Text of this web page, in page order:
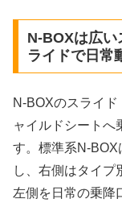
N-BOXは広
ライドで日常
N-BOXのスライ
ャイルドシートへ
す。標準系N-
し、右側はタイプ
左側を日常の乗降